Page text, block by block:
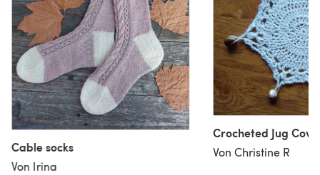
Cable socks
Von Irina
Crocheted Jug
Von Christine R